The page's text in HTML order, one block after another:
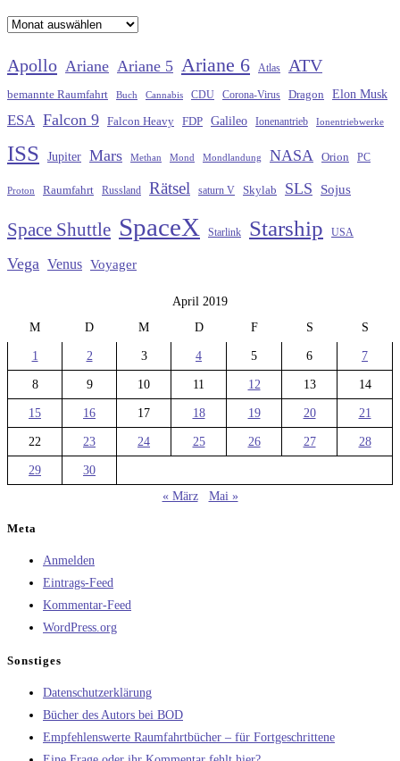
Archiv
Apollo Ariane Ariane 5 Ariane 6 Atlas ATV
bemannte Raumfahrt Buch Cannabis CDU Corona-Virus Dragon Elon Musk
ESA Falcon 9 Falcon Heavy FDP Galileo Ionenantrieb Ionentriebwerke
ISS Jupiter Mars Methan Mond Mondlandung NASA Orion PC
Proton Raumfahrt Russland Rätsel saturn V Skylab SLS Sojus
Space Shuttle SpaceX Starlink Starship USA
Vega Venus Voyager
April 2019
M
D M D F S S
1 2 3 4 5 6 7
8 9 10 11 12 13 14
15 16 17 18 19 20 21
22 23 24 25 26 27 28
29
30
« März
Mai »
Meta
Anmelden
Eintrags-Feed
Kommentar-Feed
WordPress.org
Sonstiges
Datenschutzerklärung
Bücher des Autors bei BOD
Empfehlenswerte Raumfahrtbücher – für Fortgeschrittene